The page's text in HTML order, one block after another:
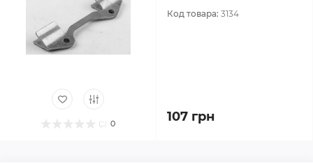
0
Код товара: 3134
107 грн